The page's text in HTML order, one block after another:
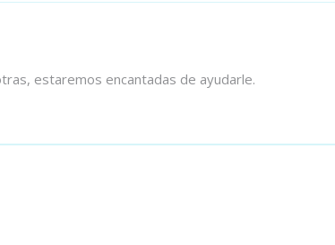
estaremos encantadas de ayudarle.